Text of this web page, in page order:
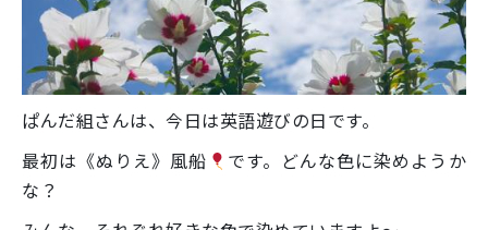
ぱんだ組さんは、今日は英語遊びの日です。
最初は《ぬりえ》風船
です。どんな色に染めようか
な？